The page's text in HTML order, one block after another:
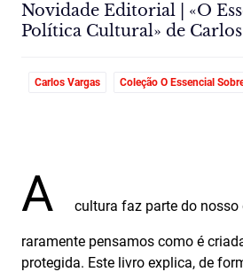
Novidade Editorial | «O
Política Cultural» de Carlos
Carlos Vargas Coleção O Essencial
A cultura faz parte do nosso
raramente pensamos como é
protegida. Este livro explica, de